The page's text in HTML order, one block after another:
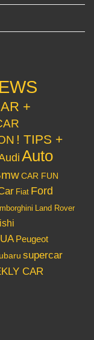
+
! TIPS +
Auto
CAR FUN
Fiat Ford
Land Rover
Peugeot
supercar
CAR